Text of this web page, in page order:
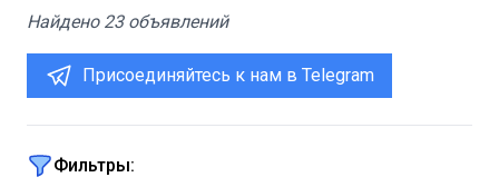
Найдено 23объявлений
Присоединяйтесь к нам в Telegram
Фильтры: